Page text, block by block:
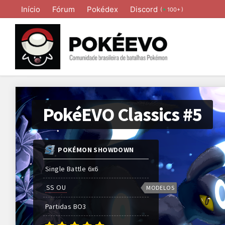
Início Fórum Pokédex Discord ( 100+ )
PokéEVO Classics #5
POKÉMON SHOWDOWN
Single Battle 6x6
SS OU
Partidas BO3
MODELOS